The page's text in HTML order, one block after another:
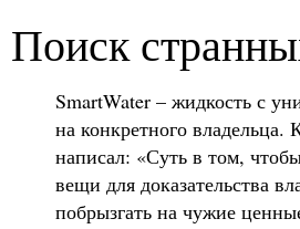
Поиск
SmartWater – жидкость с
на конкретного владельца.
написал: «Суть в том,
вещи для доказательства
побрызгать на чужие